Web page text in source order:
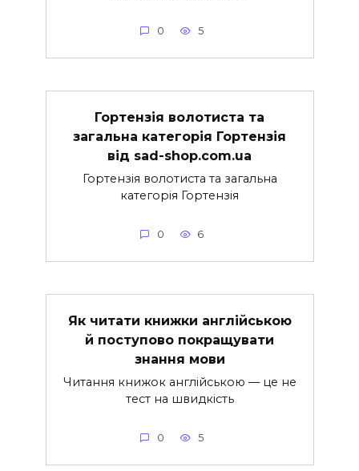
0 5
Гортензія волотиста та
загальна категорія Гортензія
від sad-shop.com.ua
Гортензія волотиста та загальна
категорія Гортензія
0 6
Як читати книжки англійською
й поступово покращувати
знання мови
Читання книжок англійською — це не
тест на швидкість
0 5